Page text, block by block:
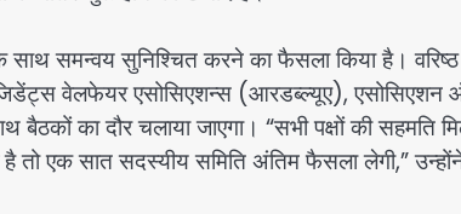
साथ समन्वय सुनिश्चित करने का फैसला किया है। वरिष्ठ
वेलफेयर एसोसिएशन्स (आरडब्ल्यूए),
का दौर चलाया जाएगा। “सभी पक्षों की सहमति
है तो एक सात सदस्यीय समिति अंतिम फैसला लेगी,”